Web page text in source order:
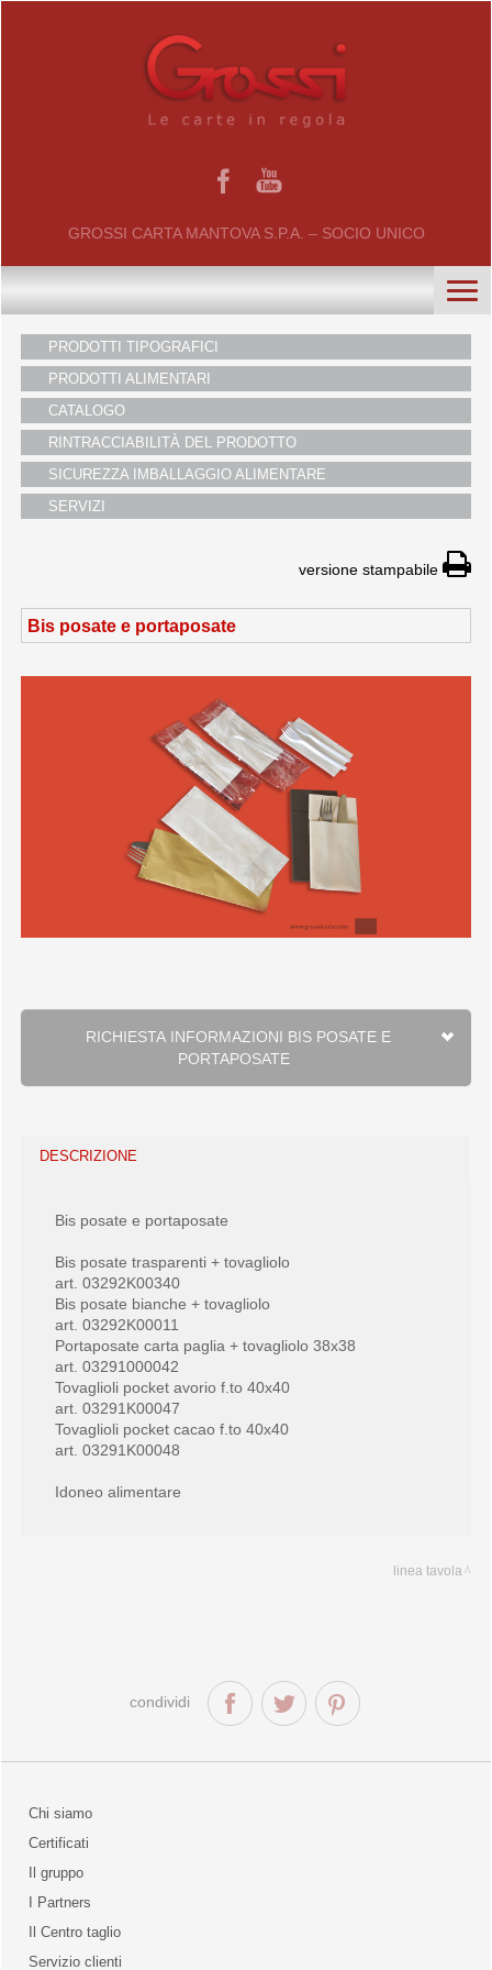
GROSSI CARTA MANTOVA S.P.A. – SOCIO UNICO
home
chi siamo
certificati
il gruppo
i partners
PRODOTTI TIPOGRAFICI
PRODOTTI ALIMENTARI
CATALOGO
RINTRACCIABILITÀ DEL PRODOTTO
SICUREZZA IMBALLAGGIO ALIMENTARE
SERVIZI
versione stampabile
Bis posate e portaposate
RICHIESTA INFORMAZIONI BIS POSATE E
PORTAPOSATE
DESCRIZIONE
Bis posate e portaposate
Bis posate trasparenti + tovagliolo
art. 03292K00340
Bis posate bianche + tovagliolo
art. 03292K00011
Portaposate carta paglia + tovagliolo 38x38
art. 03291000042
Tovaglioli pocket avorio f.to 40x40
art. 03291K00047
Tovaglioli pocket cacao f.to 40x40
art. 03291K00048
Idoneo alimentare
linea tavola
condividi
Chi siamo
qualità
Certificati
Il gruppo
I Partners
Il Centro taglio
Servizio clienti